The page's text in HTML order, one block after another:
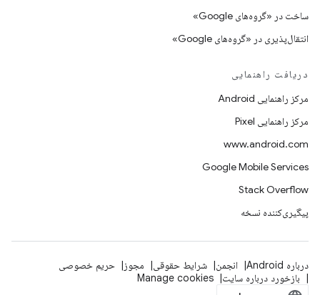
ساخت در «گروه‌های Google»
انتقال‌پذیری در «گروه‌های Google»
دریافت راهنمایی
مرکز راهنمایی Android
مرکز راهنمایی Pixel
www.android.com
Google Mobile Services
Stack Overflow
پیگیری‌کننده نسخه
درباره Android انجمن شرایط حقوقی مجوز
حریم خصوصی
بازخورد درباره سایت
Manage cookies